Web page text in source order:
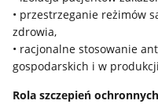
• przestrzeganie reżimów
zdrowia,
• racjonalne stosowanie
gospodarskich i w
Rola szczepień